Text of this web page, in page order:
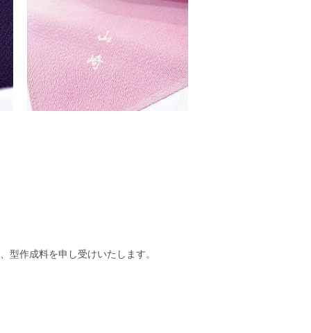
作成料を申し受けいたします。